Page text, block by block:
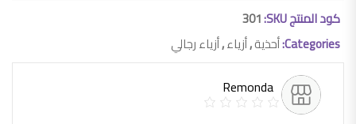
كود المنتج SKU:
301
Categories: أحذية,أزياء,أزياء رجالي
Remonda